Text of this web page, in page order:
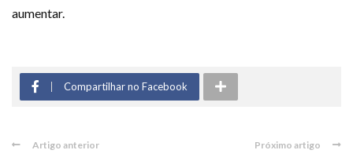
aumentar.
Compartilhar no Facebook
Artigo anterior Próximo artigo